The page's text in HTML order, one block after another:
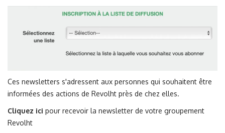
Ces newsletters s'adressent aux personnes qui souhaitent être
informées des actions de Revolht près de chez elles.
Cliquez ici pour recevoir la newsletter de votre groupement
Revolht